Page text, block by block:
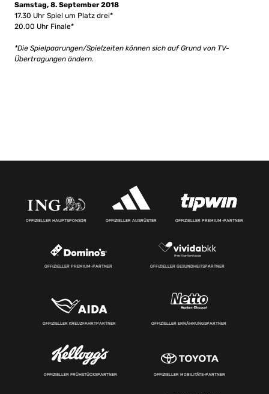
Samstag, 8. September 2018
17.30 Uhr Spiel um Platz drei*
20.00 Uhr Finale*
*Die Spielpaarungen/Spielzeiten können sich auf Grund von TV-
Übertragungen ändern.
OFFIZIELLER HAUPTSPONSOR OFFIZIELLER AUSRÜSTER OFFIZIELLER PREMIUM-PARTNER
OFFIZIELLER PREMIUM-PARTNER OFFIZIELLER GESUNDHEITSPARTNER
OFFIZIELLER KREUZFAHRTPARTNER OFFIZIELLER ERNÄHRUNGSPARTNER
OFFIZIELLER FRÜHSTÜCKSPARTNER OFFIZIELLER MOBILITÄTS-PARTNER